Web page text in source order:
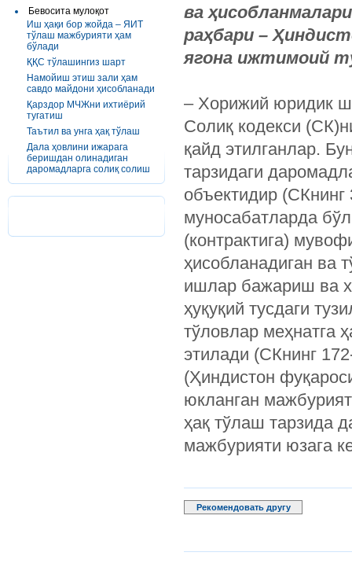
Бевосита мулоқот
Иш ҳақи бор жойда – ЯИТ
тўлаш мажбурияти ҳам
бўлади
ҚҚС тўлашингиз шарт
Намойиш этиш зали ҳам
савдо майдони ҳисобланади
Қарздор МЧЖни ихтиёрий
тугатиш
Таътил ва унга ҳақ тўлаш
Дала ҳовлини ижарага
беришдан олинадиган
даромадларга солиқ солиш
ва
раҳбари –
ягона ижтимоий
– Хорижий юридик
Солиқ кодекси
қайд этилганлар.
тарзидаги
объектидир
муносабатларда
(контрактига)
ҳисобланадиган ва
ишлар бажариш ва
ҳуқуқий тусдаги
тўловлар меҳнатга
этилади (СКнинг
(Ҳиндистон
юкланган
ҳақ тўлаш тарзида
мажбурияти юзага
Рекомендовать другу